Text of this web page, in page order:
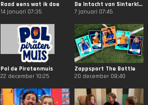
Raad eens wat ik doe
14 januari 07:35
De Intocht van Sinterklaas
7 januari 07:45
Pol de Piratenmuis
22 december 10:25
Zappsport The Battle
20 december 08:40